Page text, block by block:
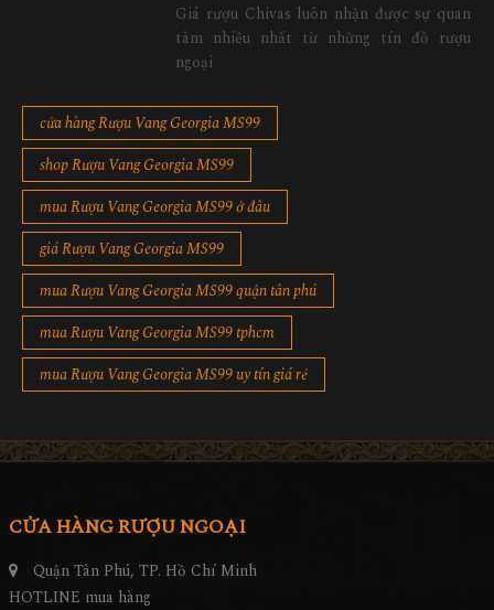
Giá rượu Chivas luôn nhận được sự quan
tâm nhiều nhất từ những tín đồ rượu
ngoại
cửa hàng Rượu Vang Georgia MS99
shop Rượu Vang Georgia MS99
mua Rượu Vang Georgia MS99 ở đâu
giá Rượu Vang Georgia MS99
mua Rượu Vang Georgia MS99 quận tân phú
mua Rượu Vang Georgia MS99 tphcm
mua Rượu Vang Georgia MS99 uy tín giá rẻ
CỬA HÀNG RƯỢU NGOẠI
Quận Tân Phú, TP. Hồ Chí Minh
HOTLINE mua hàng